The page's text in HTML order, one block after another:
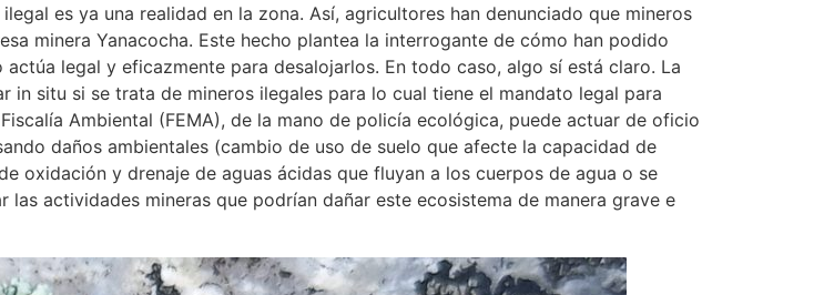
es ya una realidad en la zona. Así, agricultores han denunciado que mineros
minera Yanacocha. Este hecho plantea la interrogante de cómo han podido
legal y eficazmente para desalojarlos. En todo caso, algo sí está claro. La
situ si se trata de mineros ilegales para lo cual tiene el mandato legal para
Ambiental (FEMA), de la mano de policía ecológica, puede actuar de oficio
daños ambientales (cambio de uso de suelo que afecte la capacidad de
oxidación y drenaje de aguas ácidas que fluyan a los cuerpos de agua o se
actividades mineras que podrían dañar este ecosistema de manera grave e